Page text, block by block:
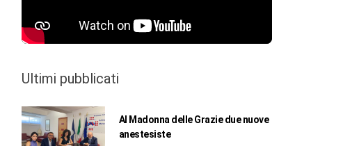
Ultimi pubblicati
Al Madonna delle Grazie due nuove
anestesiste